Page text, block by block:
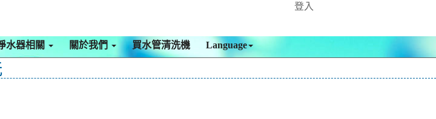
登入
水器相關 關於我們 買水管清洗機 Language